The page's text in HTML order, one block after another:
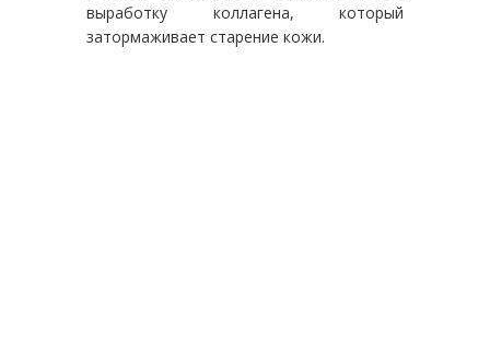
выработку коллагена, который
затормаживает старение кожи.